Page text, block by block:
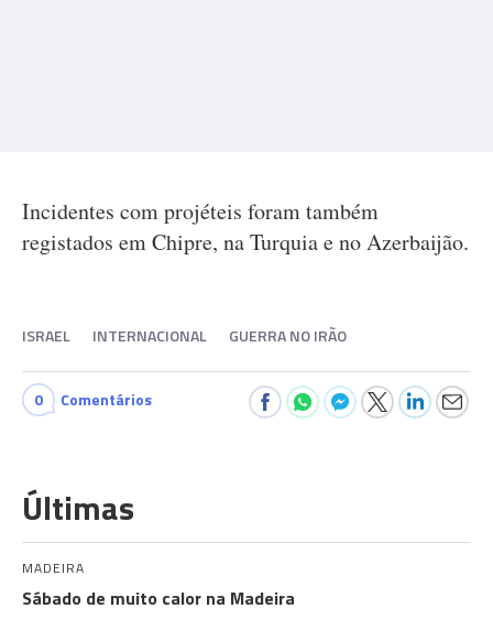
Incidentes com projéteis foram também
registados em Chipre, na Turquia e no Azerbaijão.
ISRAEL INTERNACIONAL GUERRA NO IRÃO
0 Comentários
Últimas
MADEIRA
Sábado de muito calor na Madeira